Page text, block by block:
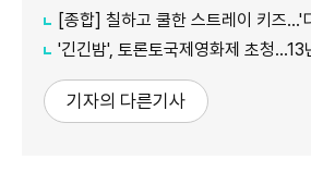
[종합] 칠하고 쿨한 스트레이 키즈…'디스
'긴긴밤', 토론토국제영화제 초청…13
기자의 다른기사